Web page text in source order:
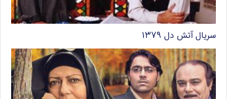
سریال آتش دل ۱۳۷۹